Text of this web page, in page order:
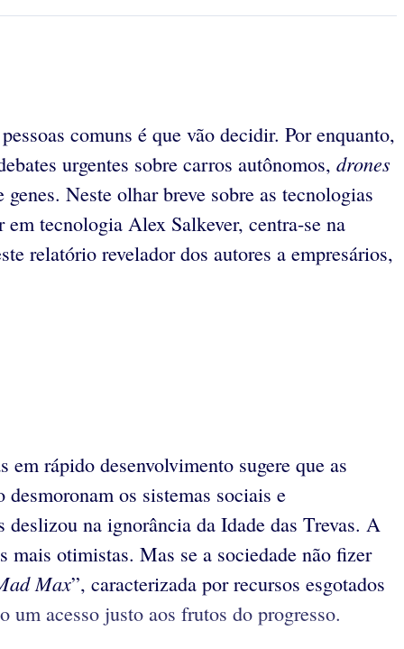
comuns é que vão decidir. Por enquanto,
urgentes sobre carros autônomos, drones
Neste olhar breve sobre as tecnologias
tecnologia Alex Salkever, centra-se na
relatório revelador dos autores a empresários,
rápido desenvolvimento sugere que as
os sistemas sociais e
na ignorância da Idade das Trevas. A
mais otimistas. Mas se a sociedade não fizer
Max”, caracterizada por recursos esgotados
um acesso justo aos frutos do progresso.